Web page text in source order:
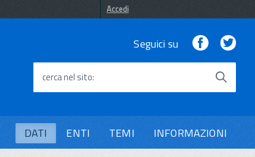
Accedi
Seguici su Facebook
cerca nel sito
DATI ENTI TEMI INFORMAZIONI